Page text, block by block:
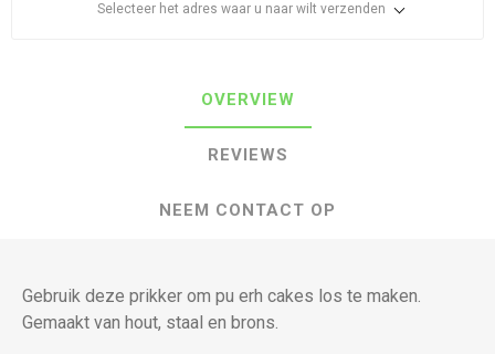
Selecteer het adres waar u naar wilt verzenden
OVERVIEW
REVIEWS
NEEM CONTACT OP
Gebruik deze prikker om pu erh cakes los te maken.
Gemaakt van hout, staal en brons.